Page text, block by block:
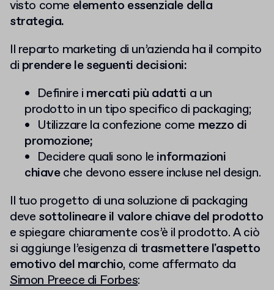
visto come elemento essenziale della
strategia.
Il reparto marketing di un’azienda ha il compito
di prendere le seguenti decisioni:
Definire i mercati più adatti a un
prodotto in un tipo specifico di packaging;
Utilizzare la confezione come mezzo di
promozione;
Decidere quali sono le informazioni
chiaveche devono essere incluse nel design.
Il tuo progetto di una soluzione di packaging
deve sottolineare il valore chiave del prodotto
e spiegare chiaramente cos’è il prodotto. A ciò
si aggiunge l’esigenza di trasmettere l'aspetto
emotivo del marchio, come affermato da
Simon Preece di Forbes: